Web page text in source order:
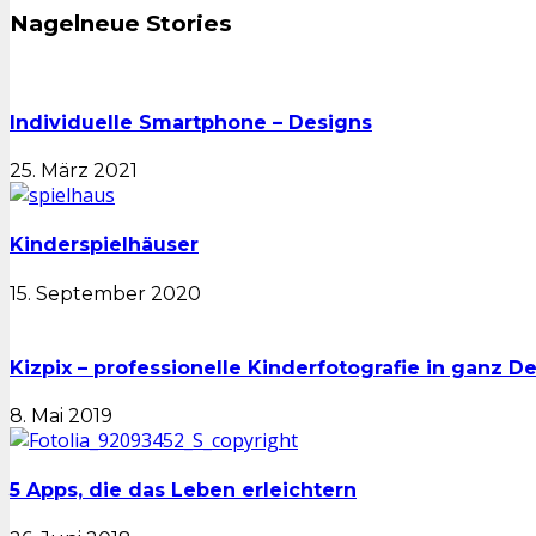
Nagelneue Stories
Individuelle Smartphone – Designs
25. März 2021
Kinderspielhäuser
15. September 2020
Kizpix – professionelle Kinderfotografie in ganz
8. Mai 2019
5 Apps, die das Leben erleichtern